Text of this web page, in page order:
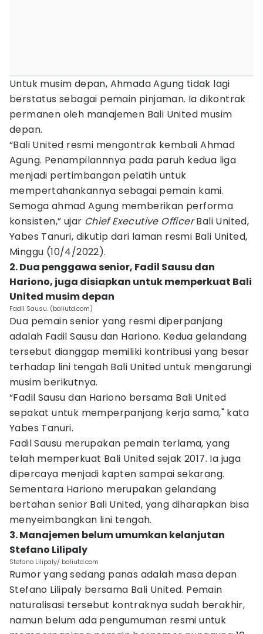
Untuk musim depan, Ahmada Agung tidak lagi
berstatus sebagai pemain pinjaman. Ia dikontrak
permanen oleh manajemen Bali United musim
depan.
“Bali United resmi mengontrak kembali Ahmad
Agung. Penampilannnya pada paruh kedua liga
menjadi pertimbangan pelatih untuk
mempertahankannya sebagai pemain kami.
Semoga ahmad Agung memberikan performa
konsisten,” ujar Chief Executive OfficerBali United,
Yabes Tanuri, dikutip dari laman resmi Bali United,
Minggu (10/4/2022).
2. Dua penggawa senior, Fadil Sausu dan
Hariono, juga disiapkan untuk memperkuat Bali
United musim depan
Fadil Sausu. (baliutd.com)
Dua pemain senior yang resmi diperpanjang
adalah Fadil Sausu dan Hariono. Kedua gelandang
tersebut dianggap memiliki kontribusi yang besar
terhadap lini tengah Bali United untuk mengarungi
musim berikutnya.
“Fadil Sausu dan Hariono bersama Bali United
sepakat untuk memperpanjang kerja sama," kata
Yabes Tanuri.
Fadil Sausu merupakan pemain terlama, yang
telah memperkuat Bali United sejak 2017. Ia juga
dipercaya menjadi kapten sampai sekarang.
Sementara Hariono merupakan gelandang
bertahan senior Bali United, yang diharapkan bisa
menyeimbangkan lini tengah.
3. Manajemen belum umumkan kelanjutan
Stefano Lilipaly
Stefano Lilipaly/ baliutd.com
Rumor yang sedang panas adalah masa depan
Stefano Lilipaly bersama Bali United. Pemain
naturalisasi tersebut kontraknya sudah berakhir,
namun belum ada pengumuman resmi untuk